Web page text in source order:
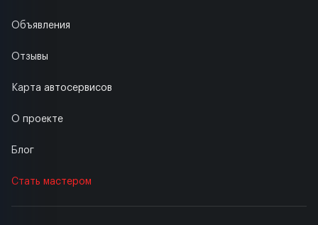
Объявления
Отзывы
Карта автосервисов
О проекте
Блог
Стать мастером